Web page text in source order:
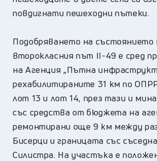
повдигнати пешеходни пътеки.
Подобряването на състоянието
второкласния път II-49 е сред
на Агенция „Пътна
рехабилитираните 31 км по
лот 13 и лот 14, през тази и
със средства от бюджета на
ремонтирани още 9 км между
Бисерци и границата със
Силистра. На участъка е